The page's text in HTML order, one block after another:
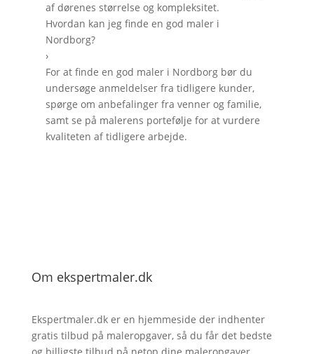
af dørenes størrelse og kompleksitet.
Hvordan kan jeg finde en god maler i
Nordborg?
›
For at finde en god maler i Nordborg bør du
undersøge anmeldelser fra tidligere kunder,
spørge om anbefalinger fra venner og familie,
samt se på malerens portefølje for at vurdere
kvaliteten af tidligere arbejde.
Om ekspertmaler.dk
Ekspertmaler.dk er en hjemmeside der indhenter
gratis tilbud på maleropgaver, så du får det bedste